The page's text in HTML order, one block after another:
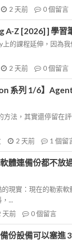
2 天前 0個留言
A-Z [2026] ] 學習
的課程延伸，因為
2 天前 0個留言
系列 1/6】
方法，其實還停留在
2 天前 1 個留
體連備份都不放
現實：現在的勒索
...
天前 0個留言
份設備可以塞進